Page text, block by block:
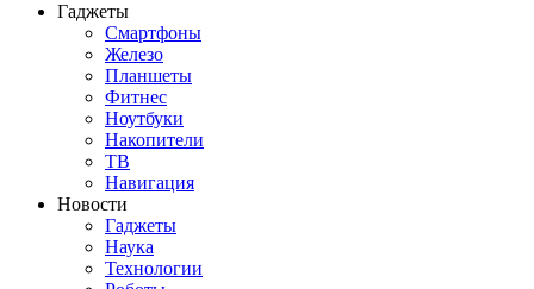
Гаджеты
Смартфоны
Железо
Планшеты
Фитнес
Ноутбуки
Накопители
ТВ
Навигация
Новости
Гаджеты
Наука
Технологии